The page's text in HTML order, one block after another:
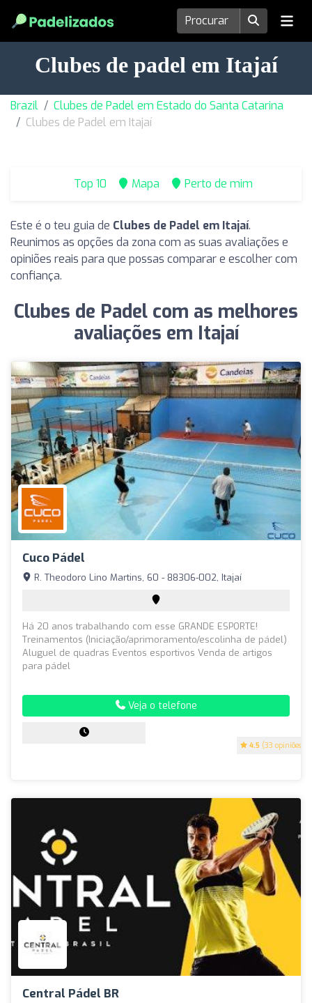
Clubes de padel em Itajaí
Brazil
Clubes de Padel em Estado do Santa Catarina
Clubes de Padel em Itajaí
Top 10 Mapa Perto de mim
Este é o teu guia de Clubes de Padel em Itajaí.
Reunimos as opções da zona com as suas avaliações e
opiniões reais para que possas comparar e escolher com
confiança.
Clubes de Padel com as melhores
avaliações em Itajaí
Cuco Pádel
4.5 (33 opiniões)
R. Theodoro Lino Martins, 60 - 88306-002, Itajaí
Há 20 anos trabalhando com esse GRANDE ESPORTE!
Treinamentos (Iniciação/aprimoramento/escolinha de pádel)
Aluguel de quadras Eventos esportivos Venda de artigos
para pádel
Veja o telefone
Central Pádel BR